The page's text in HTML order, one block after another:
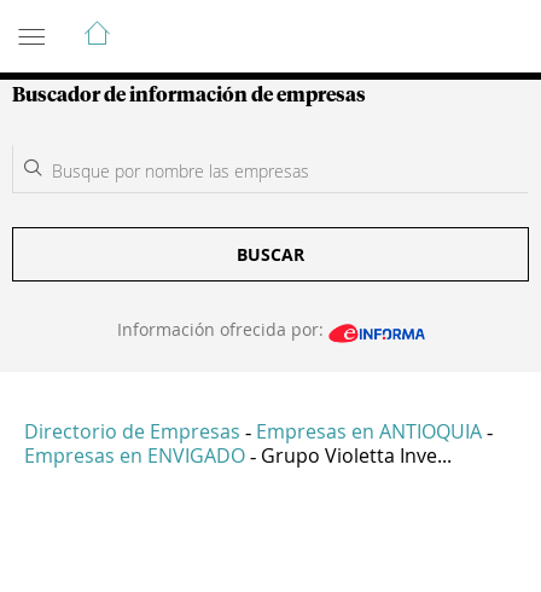
Guía de Empresas Colombianas
Buscador de información de empresas
BUSCAR
Información ofrecida por:
Directorio de Empresas - Empresas en ANTIOQUIA -
Empresas en ENVIGADO - Grupo Violetta Inve...